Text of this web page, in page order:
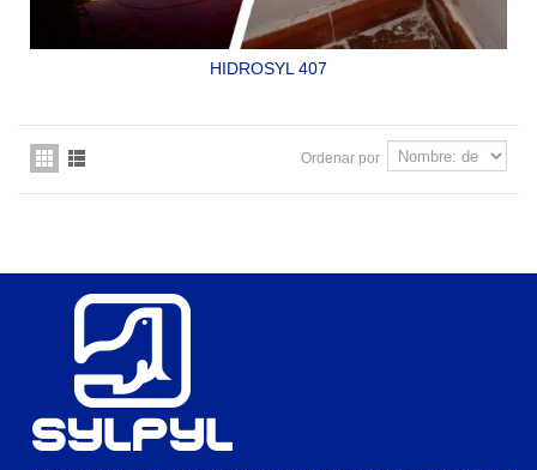
HIDROSYL 407
MUROS DE TABIQUE Y COMO TRATAMIENTO
SUPERFICIAL, PARA SELLAR TEJAS DE BARRO Y
Ordenar por